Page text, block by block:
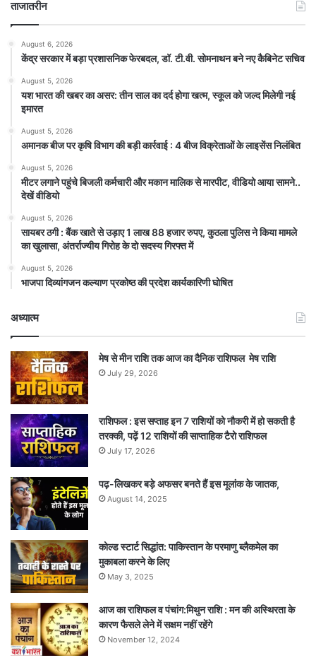
ताजातरीन
August 6, 2026
केंद्र सरकार में बड़ा प्रशासनिक फेरबदल, डॉ. टी.वी. सोमनाथन बने नए कैबिनेट सचिव
August 5, 2026
यश भारत की खबर का असर: तीन साल का दर्द होगा खत्म, स्कूल को जल्द मिलेगी नई
इमारत
August 5, 2026
अमानक बीज पर कृषि विभाग की बड़ी कार्रवाई : 4 बीज विक्रेताओं के लाइसेंस निलंबित
August 5, 2026
मीटर लगाने पहुंचे बिजली कर्मचारी और मकान मालिक से मारपीट, वीडियो आया सामने..
देखें वीडियो
August 5, 2026
सायबर ठगी : बैंक खाते से उड़ाए 1 लाख 88 हजार रुपए, कुठला पुलिस ने किया मामले
का खुलासा, अंतर्राज्यीय गिरोह के दो सदस्य गिरफ्त में
August 5, 2026
भाजपा दिव्यांगजन कल्याण प्रकोष्ठ की प्रदेश कार्यकारिणी घोषित
अध्यात्म
मेष से मीन राशि तक आज का दैनिक राशिफल मेष राशि
July 29, 2026
राशिफल : इस सप्ताह इन 7 राशियों को नौकरी में हो सकती है
तरक्की, पढ़ें 12 राशियों की साप्ताहिक टैरो राशिफल
July 17, 2026
पढ़-लिखकर बड़े अफसर बनते हैं इस मूलांक के जातक,
August 14, 2025
कोल्ड स्टार्ट सिद्धांत: पाकिस्तान के परमाणु ब्लैकमेल का
मुकाबला करने के लिए
May 3, 2025
आज का राशिफल व पंचांग:मिथुन राशि : मन की अस्थिरता के
कारण फैसले लेने में सक्षम नहीं रहेंगे
November 12, 2024